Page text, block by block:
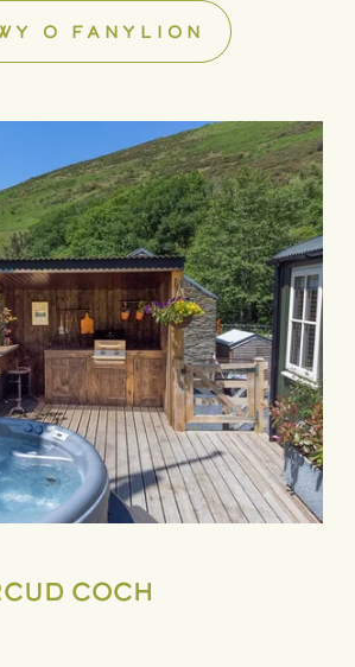
O FANYLION
Coch